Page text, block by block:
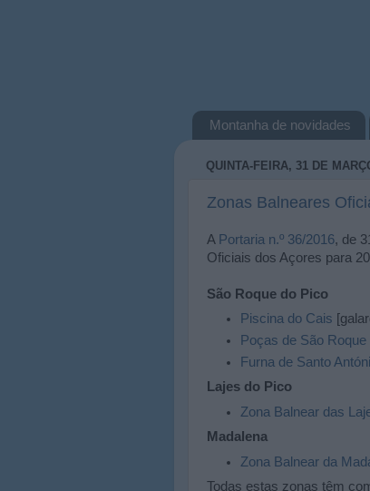
Montanha de novidades
QUINTA-FEIRA, 31 DE
Zonas Balneares
A Portaria n.º 36/2016, de
Oficiais dos Açores para
São Roque do Pico
Piscina do Cais
Poças de São Roque
Furna de Santo
Lajes do Pico
Zona Balnear das
Madalena
Zona Balnear da
Todas estas zonas têm